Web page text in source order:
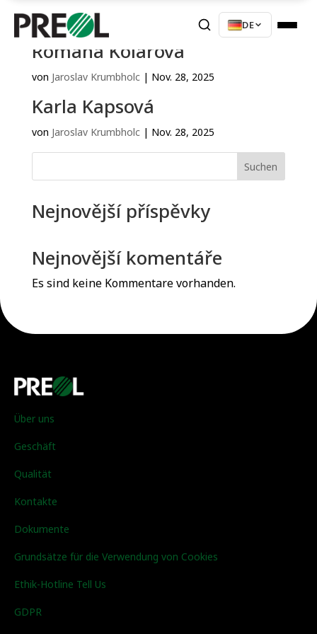
DE
Romana Kolářová
von Jaroslav Krumbholc| Nov. 28, 2025
Karla Kapsová
von Jaroslav Krumbholc| Nov. 28, 2025
Suchen
Nejnovější příspěvky
Nejnovější komentáře
Es sind keine Kommentare vorhanden.
Über uns
Geschäft
Qualität
Kontakte
Dokumente
Grundsätze für die Verwendung von Cookies
Ethik-Hotline Tell Us
GDPR